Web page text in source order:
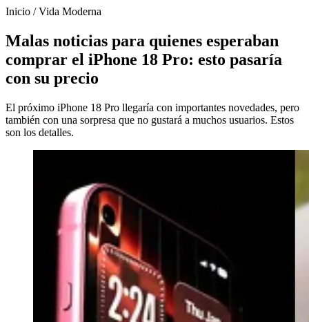
Inicio /Vida Moderna
Malas noticias para quienes esperaban
comprar el iPhone 18 Pro: esto pasaría
con su precio
El próximo iPhone 18 Pro llegaría con importantes novedades, pero
también con una sorpresa que no gustará a muchos usuarios. Estos
son los detalles.